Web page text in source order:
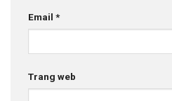
Email *
Trang web